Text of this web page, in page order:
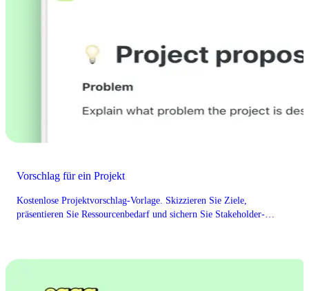
Vorschlag für ein Projekt
Kostenlose Projektvorschlag-Vorlage. Skizzieren Sie Ziele,
präsentieren Sie Ressourcenbedarf und sichern Sie Stakeholder-